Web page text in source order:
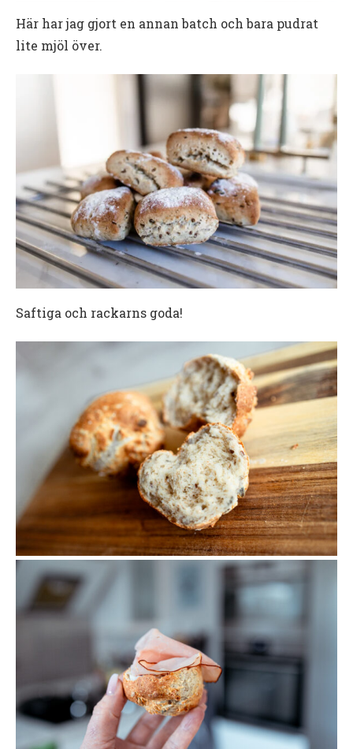
Här har jag gjort en annan batch och bara pudrat
lite mjöl över.
Saftiga och rackarns goda!